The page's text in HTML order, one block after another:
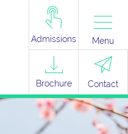
Menu
Admissions
Brochure Contact